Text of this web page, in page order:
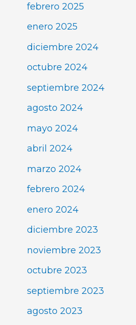
febrero 2025
enero 2025
diciembre 2024
octubre 2024
septiembre 2024
agosto 2024
mayo 2024
abril 2024
marzo 2024
febrero 2024
enero 2024
diciembre 2023
noviembre 2023
octubre 2023
septiembre 2023
agosto 2023